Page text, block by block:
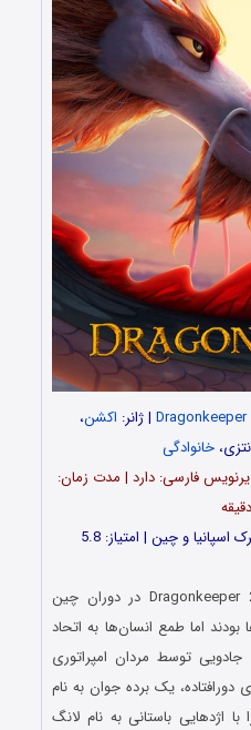
Dragonkeeper | ژانر: اکشن،
خانوادگی
فارسی: دارد | مدت زمان:
در انیمیشن نگهبان اژدها Dragonkeeper 2024 در دوران چین
اما طمع انسان‌ها به اتحاد
توسط مردان امپراتوری
دورافتاده، یک برده‌ جوان به نام
اژدهایی باستانی به نام لانگ